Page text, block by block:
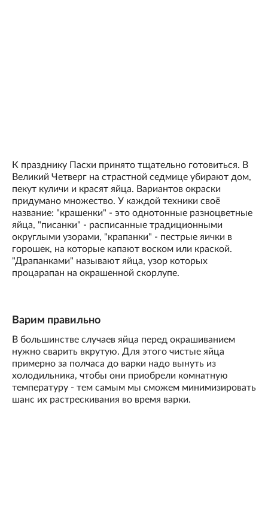
К празднику Пасхи принято тщательно готовиться. В
Великий Четверг на страстной седмице убирают дом,
пекут куличи и красят яйца. Вариантов окраски
придумано множество. У каждой техники своё
название: "крашенки" - это однотонные разноцветные
яйца, "писанки" - расписанные традиционными
округлыми узорами, "крапанки" - пестрые яички в
горошек, на которые капают воском или краской.
"Драпанками" называют яйца, узор которых
процарапан на окрашенной скорлупе.
Варим правильно
В большинстве случаев яйца перед окрашиванием
нужно сварить вкрутую. Для этого чистые яйца
примерно за полчаса до варки надо вынуть из
холодильника, чтобы они приобрели комнатную
температуру - тем самым мы сможем минимизировать
шанс их растрескивания во время варки.